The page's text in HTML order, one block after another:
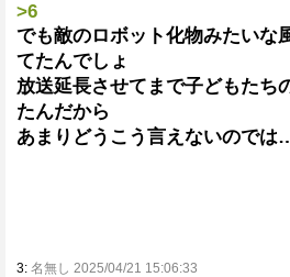
>6
でも敵のロボット化物みたいな
てたんでしょ
放送延長させてまで子どもたち
たんだから
あまりどうこう言えないのでは
3: 名無し 2025/04/21 15:06:33